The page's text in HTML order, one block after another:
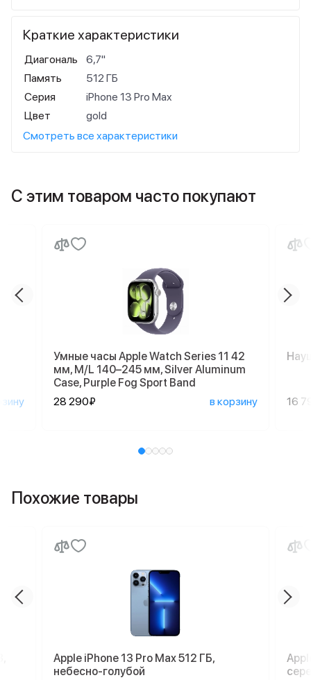
Краткие характеристики
Диагональ
6,7"
Память
512 ГБ
Серия
iPhone 13 Pro Max
Цвет
gold
Смотреть все характеристики
С этим товаром часто покупают
Умные часы Apple Watch Series 11 42
мм, M/L 140–245 мм, Silver Aluminum
Case, Purple Fog Sport Band
28 290₽
в корзину 16
Похожие товары
Apple iPhone 13 Pro Max 512 ГБ,
небесно-голубой